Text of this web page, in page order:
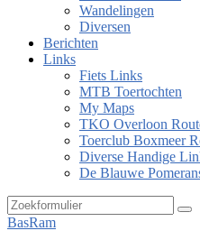
Wandelingen
Diversen
Berichten
Links
Fiets Links
MTB Toertochten
My Maps
TKO Overloon
Toerclub Boxmeer
Diverse Handige
De Blauwe
BasRam